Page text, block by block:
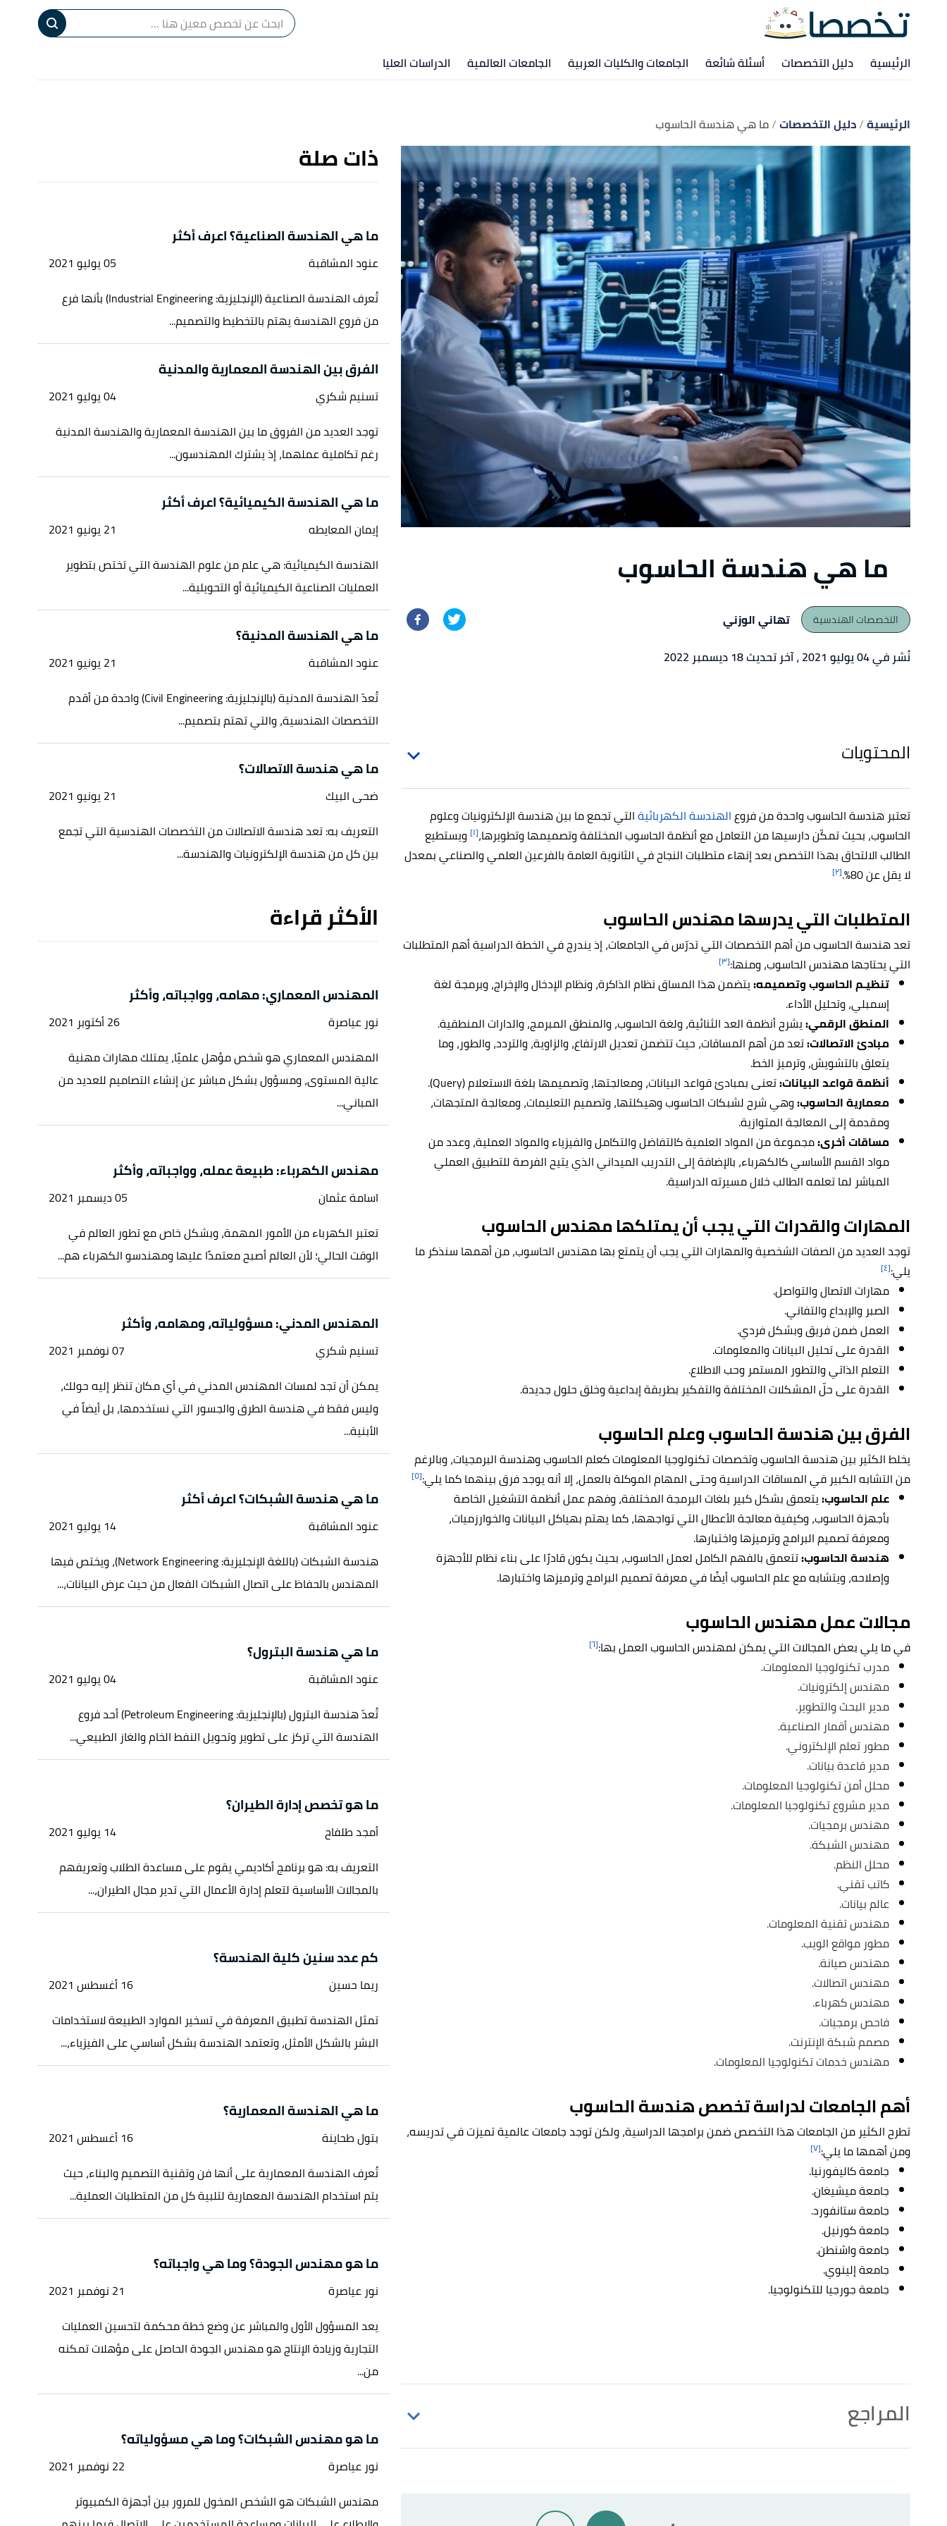
الرئيسية دليل التخصصات أسئلة شائعة الجامعات والكليات العربية الجامعات العالمية الدراسات العليا
الرئيسية دليل التخصصات ما هي هندسة الحاسوب
ما هي هندسة الحاسوب
التخصصات الهندسية
تهاني الوزني
نُشر في 04 يوليو 2021
، آخر تحديث 18 ديسمبر 2022
المحتويات
تعتبر هندسة الحاسوب واحدة من فروعالهندسة الكهربائيةالتي تجمع ما بين هندسة الإلكترونيات وعلوم
الحاسوب، بحيث تمكّن دارسيها من التعامل مع أنظمة الحاسوب المختلفة وتصميمها وتطويرها،[١] ويستطيع
الطالب الالتحاق بهذا التخصص بعد إنهاء متطلبات النجاح في الثانوية العامة بالفرعين العلمي والصناعي بمعدل
لا يقل عن 80%
.[٢]
المتطلبات التي يدرسها مهندس الحاسوب
تعد هندسة الحاسوب من أهم التخصصات التي تدرّس في الجامعات، إذ يندرج في الخطة الدراسية أهم المتطلبات
التي يحتاجها مهندس الحاسوب، ومنها:[٣]
تنظيـم الحاسوب وتصميمه:يتضمن هذا المساق نظام الذاكرة، ونظام الإدخال والإخراج، وبرمجة لغة
إسمبلي، وتحليل الأداء.
المنطق الرقمي:يشرح أنظمة العد الثنائية، ولغة الحاسوب، والمنطق المبرمج، والدارات المنطقية.
مبادئ الاتصالات:تعد من أهم المساقات، حيث تتضمن تعديل الارتفاع، والزاوية، والتردد، والطور، وما
يتعلق بالتشويش، وترميز الخط.
أنظمة قواعد البيانات:تعنى بمبادئ قواعد البيانات، ومعالجتها، وتصميمها بلغة الاستعلام (Query).
معمارية الحاسوب:وهي شرح لشبكات الحاسوب وهيكلتها، وتصميم التعليمات، ومعالجة المتجهات،
ومقدمة إلى المعالجة المتوازية.
مساقات أخرى:مجموعة من المواد العلمية كالتفاضل والتكامل والفيزياء والمواد العملية، وعدد من
مواد القسم الأساسي كالكهرباء، بالإضافة إلى التدريب الميداني الذي يتيح الفرصة للتطبيق العملي
المباشر لما تعلمه الطالب خلال مسيرته الدراسية.
المهارات والقدرات التي يجب أن يمتلكها مهندس الحاسوب
توجد العديد من الصفات الشخصية والمهارات التي يجب أن يتمتع بها مهندس الحاسوب، من أهمها سنذكر ما
يلي:[٤]
مهارات الاتصال والتواصل.
الصبر والإبداع والتفاني.
العمل ضمن فريق وبشكل فردي.
القدرة على تحليل البيانات والمعلومات.
التعلم الذاتي والتطور المستمر وحب الاطلاع.
القدرة على حلّ المشكلات المختلفة والتفكير بطريقةإبداعية وخلق حلول جديدة.
الفرق بين هندسة الحاسوب وعلم الحاسوب
يخلط الكثير بين هندسة الحاسوب وتخصصات تكنولوجيا المعلومات كعلم الحاسوب وهندسة البرمجيات، وبالرغم
من التشابه الكبير في المساقات الدراسية وحتى المهام الموكلة بالعمل، إلا أنه يوجد فرق بينهما كما يلي:[٥]
علم الحاسوب:يتعمق بشكل كبير بلغات البرمجة المختلفة، وفهم عمل أنظمة التشغيل الخاصة
بأجهزة الحاسوب، وكيفية معالجة الأعطال التي تواجهها، كما يهتم بهياكل البيانات والخوارزميات،
ومعرفة تصميم البرامج وترميزها واختبارها.
هندسة الحاسوب:تتعمق بالفهم الكامل لعمل الحاسوب، بحيث يكون قادرًا على بناء نظام للأجهزة
وإصلاحه، ويتشابه مع علم الحاسوب أيضًا فيمعرفة تصميم البرامج وترميزها واختبارها.
مجالات عمل مهندس الحاسوب
في ما يلي بعض المجالات التي يمكن لمهندس الحاسوب العمل بها:[٦]
مدرب تكنولوجيا المعلومات.
مهندس إلكترونيات.
مدير البحث والتطوير.
مهندس أقمار الصناعية.
مطور تعلم الإلكتروني.
مدير قاعدة بيانات.
محلل أمن تكنولوجيا المعلومات.
مدير مشروع تكنولوجيا المعلومات.
مهندس برمجيات.
مهندس الشبكة.
محلل النظم.
كاتب تقني.
عالم بيانات.
مهندس تقنية المعلومات.
مطور مواقع الويب.
مهندس صيانة.
مهندس اتصالات.
مهندس كهرباء.
فاحص برمجيات.
مصمم شبكة الإنترنت.
مهندس خدمات تكنولوجيا المعلومات.
أهم الجامعات لدراسة تخصص هندسة الحاسوب
تطرح الكثير من الجامعات هذا التخصص ضمن برامجها الدراسية،ولكن توجد جامعات عالمية تميزت في تدريسه،
ومن أهمها ما يلي:[٧]
جامعة كاليفورنيا.
جامعة ميشيغان.
جامعة ستانفورد.
جامعة كورنيل.
جامعة واشنطن.
جامعة إلينوي.
جامعة جورجيا للتكنولوجيا.
المراجع
جامعة البلقاء التطبيقية، اطّلع عليه بتاريخ 1/6/2021. بتصرّف.
ذات صلة
ما هي الهندسة الصناعية؟ اعرف أكثر
عنود المشاقبة
05 يوليو 2021
تُعرف الهندسة الصناعية (الإنجليزية: Industrial Engineering) بأنها فرع
من فروع الهندسة يهتم بالتخطيط والتصميم...
الفرق بين الهندسة المعمارية والمدنية
تسنيم شكري
04 يوليو 2021
توجد العديد من الفروق ما بين الهندسة المعمارية والهندسة المدنية
رغم تكاملية عملهما، إذ يشترك المهندسون...
ما هي الهندسة الكيميائية؟ اعرف أكثر
إيمان المعايطه
21 يونيو 2021
الهندسة الكيميائية: هي علم من علوم الهندسة التي تختص بتطوير
العمليات الصناعية الكيميائية أو التحويلية...
ما هي الهندسة المدنية؟
عنود المشاقبة
21 يونيو 2021
تُعدّ الهندسة المدنية (بالإنجليزية: Civil Engineering) واحدة من أقدم
التخصصات الهندسية، والتي تهتم بتصميم...
ما هي هندسة الاتصالات؟
ضحى البيك
21 يونيو 2021
التعريف به: تعد هندسة الاتصالات من التخصصات الهندسية التي تجمع
بين كل من هندسة الإلكترونيات والهندسة...
الأكثر قراءة
المهندس المعماري: مهامه، وواجباته، وأكثر
نور عياصرة
26 أكتوبر 2021
المهندس المعماري هو شخص مؤهل علميًا، يمتلك مهارات مهنية
عالية المستوى، ومسؤول بشكل مباشر عن إنشاء التصاميم للعديد من
المباني...
مهندس الكهرباء: طبيعة عمله، وواجباته، وأكثر
اسامة عثمان
05 ديسمبر 2021
تعتبر الكهرباء من الأمور المهمة، وبشكل خاص مع تطور العالم في
الوقت الحالي؛ لأن العالم أصبح معتمدًا عليها ومهندسو الكهرباء هم...
المهندس المدني: مسؤولياته، ومهامه، وأكثر
تسنيم شكري
07 نوفمبر 2021
يمكن أن تجد لمسات المهندس المدني في أي مكان تنظر إليه حولك،
وليس فقط في هندسة الطرق والجسور التي نستخدمها، بل أيضاً في
الأبنية...
ما هي هندسة الشبكات؟ اعرف أكثر
عنود المشاقبة
14 يوليو 2021
هندسة الشبكات (باللغة الإنجليزية: Network Engineering)، ويختص فيها
المهندس بالحفاظ على اتصال الشبكات الفعال من حيث عرض البيانات،...
ما هي هندسة البترول؟
عنود المشاقبة
04 يوليو 2021
تُعدّ هندسة البترول (بالإنجليزية: Petroleum Engineering) أحد فروع
الهندسة التي تركز على تطوير وتحويل النفط الخام والغاز الطبيعي...
ما هو تخصص إدارة الطيران؟
أمجد طلفاح
14 يوليو 2021
التعريف به: هو برنامج أكاديمي يقوم على مساعدة الطلاب وتعريفهم
بالمجالات الأساسية لتعلم إدارة الأعمال التي تدير مجال الطيران،...
كم عدد سنين كلية الهندسة؟
ريما حسين
16 أغسطس 2021
تمثل الهندسة تطبيق المعرفة في تسخير الموارد الطبيعة لاستخدامات
البشر بالشكل الأمثل، وتعتمد الهندسة بشكل أساسي على الفيزياء،...
ما هي الهندسة المعمارية؟
بتول طحاينة
16 أغسطس 2021
تُعرف الهندسة المعمارية على أنها فن وتقنية التصميم والبناء، حيث
يتم استخدام الهندسة المعمارية لتلبية كل من المتطلبات العملية...
ما هو مهندس الجودة؟ وما هي واجباته؟
نور عياصرة
21 نوفمبر 2021
يعد المسؤول الأول والمباشر عن وضع خطة محكمة لتحسين العمليات
التجارية وزيادة الإنتاج هو مهندس الجودة الحاصل على مؤهلات تمكنه
من...
ما هو مهندس الشبكات؟ وما هي مسؤولياته؟
نور عياصرة
22 نوفمبر 2021
مهندس الشبكات هو الشخص المخول للمرور بين أجهزة الكمبيوتر